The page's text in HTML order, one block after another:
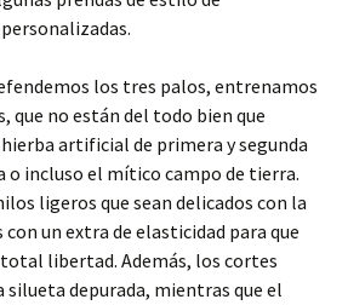
los tres palos, entrenamos
que no están del todo bien que
artificial de primera y segunda
o incluso el mítico campo de tierra.
ligeros que sean delicados con la
un extra de elasticidad para que
libertad. Además, los cortes
depurada, mientras que el